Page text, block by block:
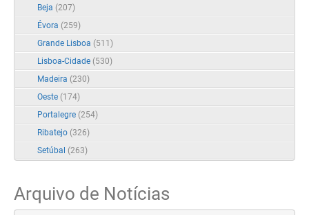
Beja (207)
Évora (259)
Grande Lisboa (511)
Lisboa-Cidade (530)
Madeira (230)
Oeste (174)
Portalegre (254)
Ribatejo (326)
Setúbal (263)
Arquivo de Notícias